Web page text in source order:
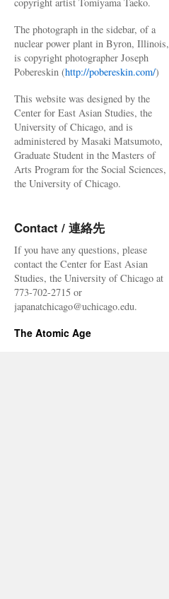
The photograph in the sidebar, of a
nuclear power plant in Byron, Illinois,
is copyright photographer Joseph
Pobereskin (http://pobereskin.com/)
This website was designed by the
Center for East Asian Studies, the
University of Chicago, and is
administered by Masaki Matsumoto,
Graduate Student in the Masters of
Arts Program for the Social Sciences,
the University of Chicago.
Contact / 連絡先
If you have any questions, please
contact the Center for East Asian
Studies, the University of Chicago at
773-702-2715 or
japanatchicago@uchicago.edu.
The Atomic Age